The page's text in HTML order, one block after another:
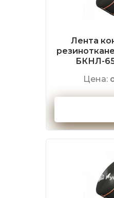
Лента
БКНЛ-
Цена: